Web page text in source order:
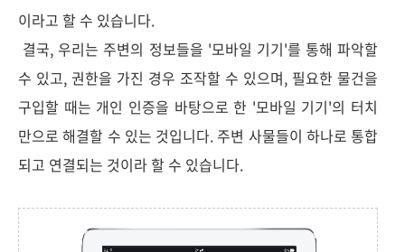
이라고 할 수 있습니다.
결국, 우리는 주변의 정보들을 '모바일 기기'를 통해 파악할
수 있고, 권한을 가진 경우 조작할 수 있으며, 필요한 물건을
구입할 때는 개인 인증을 바탕으로 한 '모바일 기기'의 터치
만으로 해결할 수 있는 것입니다. 주변 사물들이 하나로 통합
되고 연결되는 것이라 할 수 있습니다.